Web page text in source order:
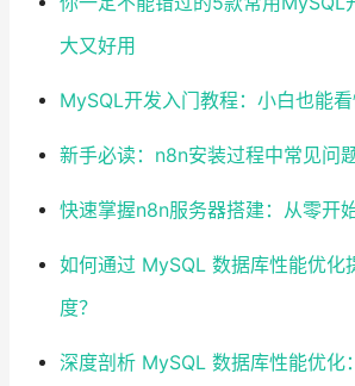
大又好用
MySQL开发入门教程：小白也能
新手必读：n8n安装过程中常见问
快速掌握n8n服务器搭建：从零开
如何通过 MySQL 数据库性能优化
度？
深度剖析 MySQL 数据库性能优化